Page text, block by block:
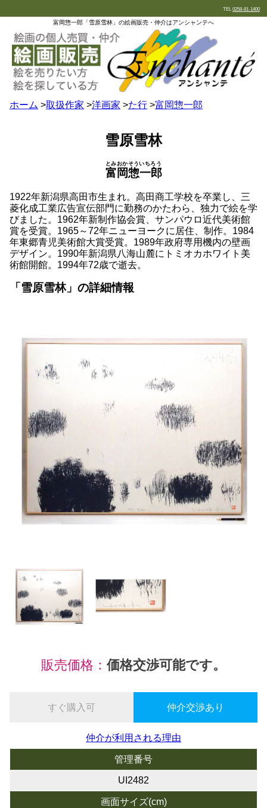
TEL 0258-81-1400
富岡惣一郎「雪原雪林」の絵画販売・仲介はアンシャンテへ
ホーム >取扱作家 >洋画家 >た行 >富岡惣一郎
雪原雪林
富岡惣一郎
とみおかそういちろう
1922年新潟県高田市生まれ。高田商工学校を卒業し、三
菱化成工業広告宣伝部門に勤務のかたわら、独力で絵を学
びました。1962年新制作協会賞、サンパウロ近代美術館
賞を受賞。1965～72年ニューヨークに居住、制作。1984
年東郷青児美術館大賞受賞。1989年政府専用機内の壁画
デザイン。1990年新潟県八海山麓にトミオカホワイト美
術館開館。1994年72歳で逝去。
「雪原雪林」の詳細情報
販売価格： 価格交渉可能です。
すぐ購入可 仲介交渉あり
仲介が利用される理由
管理番号
UI2482
画面サイズ(cm)